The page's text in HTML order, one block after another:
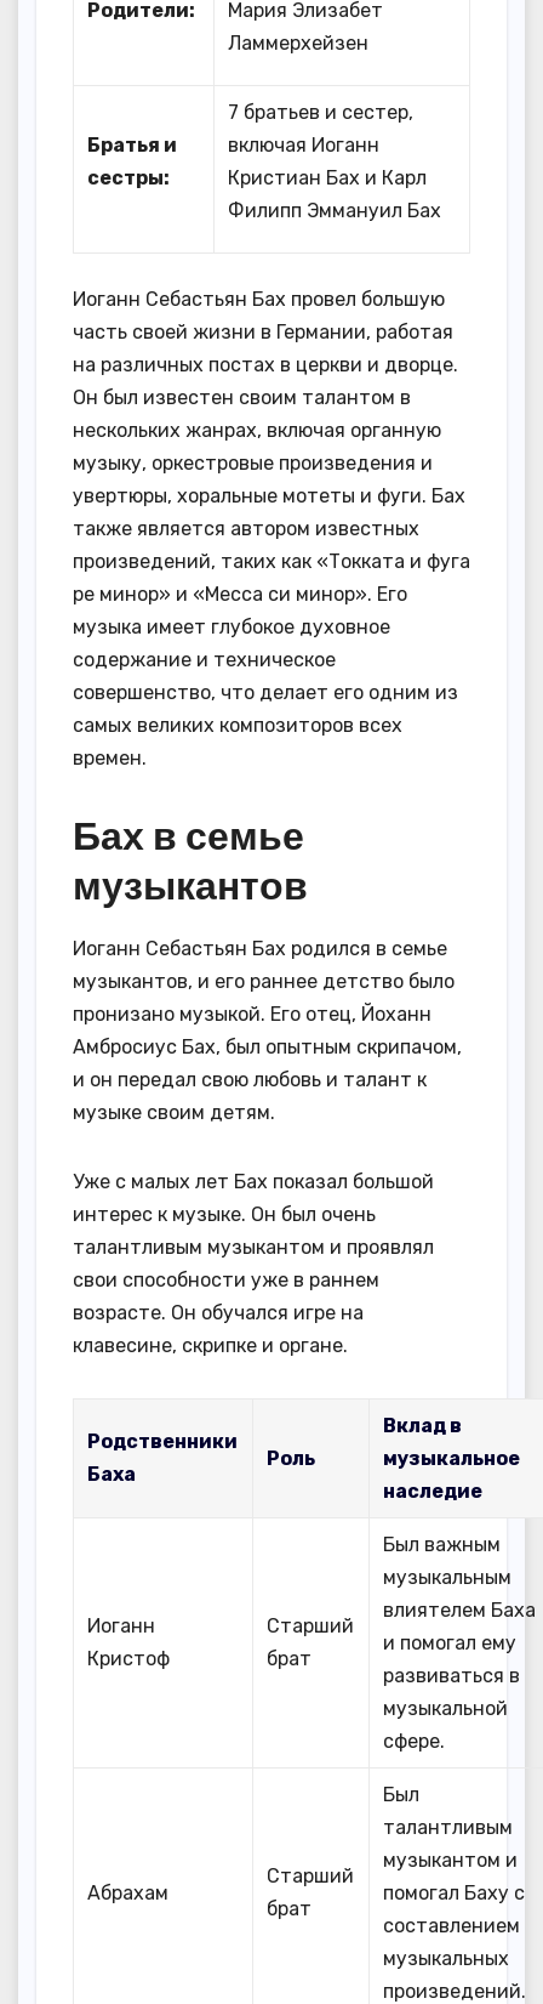
Родители:
Мария Элизабет
Ламмерхейзен
Братья и
сестры:
7 братьев и сестер,
включая Иоганн
Кристиан Бах и Карл
Филипп Эммануил Бах
Иоганн Себастьян Бах провел большую
часть своей жизни в Германии, работая
на различных постах в церкви и дворце.
Он был известен своим талантом в
нескольких жанрах, включая органную
музыку, оркестровые произведения и
увертюры, хоральные мотеты и фуги. Бах
также является автором известных
произведений, таких как «Токката и фуга
ре минор» и «Месса си минор». Его
музыка имеет глубокое духовное
содержание и техническое
совершенство, что делает его одним из
самых великих композиторов всех
времен.
Бах в семье
музыкантов
Иоганн Себастьян Бах родился в семье
музыкантов, и его раннее детство было
пронизано музыкой. Его отец, Йоханн
Амбросиус Бах, был опытным скрипачом,
и он передал свою любовь и талант к
музыке своим детям.
Уже с малых лет Бах показал большой
интерес к музыке. Он был очень
талантливым музыкантом и проявлял
свои способности уже в раннем
возрасте. Он обучался игре на
клавесине, скрипке и органе.
Родственники
Баха
Роль
Вклад в
музыкальное
наследие
Иоганн
Кристоф
Старший
брат
Был важным
музыкальным
влиятелем Баха
и помогал ему
развиваться в
музыкальной
сфере.
Абрахам
Старший
брат
Был
талантливым
музыкантом и
помогал Баху с
составлением
музыкальных
произведений.